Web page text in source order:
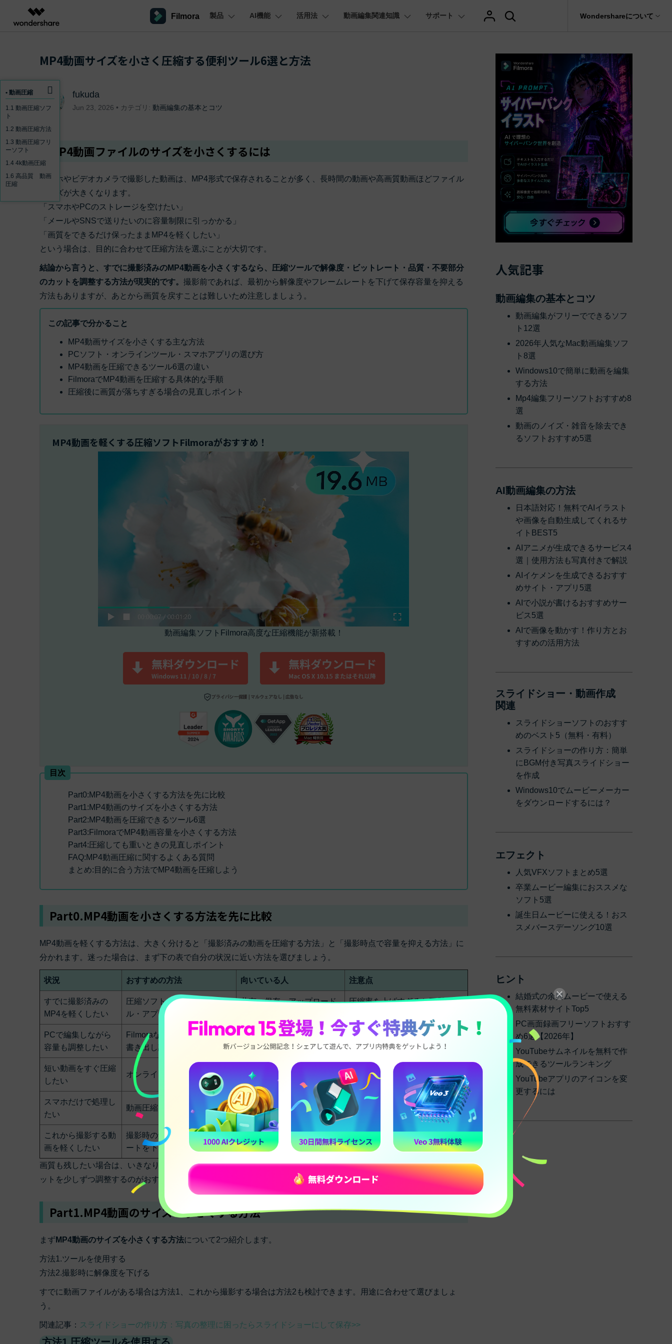
製品
動画編集＆変換
Filmora
動画編集ソフト
UniConverter
DVD Memory
DVD作成ソフト
DemoCreator
画面録画ソフト
Media.io
SelfyzAI
AI動画・画像編集アプリ
ToMoviee AI
オールインワンAI生成プラットフォーム
作図＆製図
EdrawMind
PDF編集 データ復元・バックアップ
動画・写真・ファイル修復ソフト
FamiSafe
法人様向けお問い合わせ窓口
Wondershareについて
サポートセンター
法人・教育・パートナー
法人向け
代理店募集
PDF ソリューション 作図＆製図 データ復元・転送
Dr.Fone
Recoverit
企業情報 プラン＆価格 サポート Wondershareについて
Filmora 製品
プラットフォーム
デスクトップ
Filmora - Mac動画編集ソフト
モバイル
Filmora - iPad版
オンライン Filmora - オンライン動画編集
アセット Creative Assets（クリエイティブアセット）
製品機能
平面トラッキング NEW 無音検出
テキスト
テキスト挿入
テキスト読み上げ(TTS)
自動字幕起こし(STT)
テキストアニメーション
オートキャプション NEW
アセット
動画エフェクト
テンプレートプリセット
AIポートレート
Boris FX
NewBlue FX
AI機能
詳しく見る >>
AI機能
AI テキストから動画生成
AI 延長 NEW
AI オブジェクトリムーバー AI自動文字起こし
ChatGPT & AI機能 AIイラストや画像生成サイト
AI絵自動生成ツール
AI画像生成ツール
AIアップスケーリングビデオ
無料ダウンロード
活用法
Filmoraのユーザー層
SMB
マーケター
ビデオソリューション
動画マーケティング
プレゼンテーション動画
TikTok広告動画
すべてのソリューション >
動画編集関連知識
動画編集のコツ
ビジネス動画編集関連知識 NEW
動画再生ソフトと方法
音声編集の基本知識
動画編集アプリまとめ
YouTube動画エディタで動画を編集する方法
Youtubeのオープニング動画を作る方法
スライドショー作成関連知識 NEW
結婚式ムービー作成テクニック
動画に使えるエフェクト素材おすすめ
アニメ動画の関連知識
動画クリエーティビティーに関する記事
Filmora動画講座
Filmora 101ガイド
Filmoraラーニング・セ
Filmora基本動画チュー
Filmoraの使い方とコツ
YouTube公式チャンネル
サポート
サポート
Filmoraバージョン情報
最新の製品ニュースとアップデート情報 クリエイターハブで無限の創造性を発揮しよう
Filmoraのステップバイステップガイドを学ぶサポートされている形式、デバイス、GPU の完全なリスト
クリエイター収益化
プログラム
創造力を収益に変えましょう！
バージョンダウン
ブランド紹介
レビュー
Filmoraのニュースとレビューについて詳し
く見る
協業実績
Filmora製品や、公式キャラクターとのコラ
無料ダウンロード
MP4動画サイズを小さく圧縮する便利ツール6選と方法
fukuda
Jun 23, 2026 • カテゴリ: 動画編集の基本とコツ
MP4動画ファイルのサイズを小さくするには
スマホやビデオカメラで撮影した動画は、MP4形式で保存されることが多く、長時間の動画や高画質動画ほどファイル
サイズが大きくなります。
「スマホやPCのストレージを空けたい」
「メールやSNSで送りたいのに容量制限に引っかかる」
「画質をできるだけ保ったままMP4を軽くしたい」
という場合は、目的に合わせて圧縮方法を選ぶことが大切です。
結論から言うと、すでに撮影済みのMP4動画を小さくするなら、圧縮ツールで解像度・ビットレート・品質・不要部分
のカットを調整する方法が現実的です。 撮影前であれば、最初から解像度やフレームレートを下げて保存容量を抑える
方法もありますが、あとから画質を戻すことは難しいため注意しましょう。
この記事で分かること
MP4動画サイズを小さくする主な方法
PCソフト・オンラインツール・スマホアプリの選び方
MP4動画を圧縮できるツール6選の違い
FilmoraでMP4動画を圧縮する具体的な手順
圧縮後に画質が落ちすぎる場合の見直しポイント
MP4動画を軽くする圧縮ソフトFilmoraがおすすめ！
動画編集ソフトFilmora高度な圧縮機能が新搭載！
目次
Part0:MP4動画を小さくする方法を先に比較
Part1:MP4動画のサイズを小さくする方法
Part2:MP4動画を圧縮できるツール6選
Part3: FilmoraでMP4動画容量を小さくする方法
Part4:圧縮しても重いときの見直しポイント
FAQ:MP4動画圧縮に関するよくある質問
まとめ: 目的に合う方法でMP4動画を圧縮しよう
Part0.MP4動画を小さくする方法を先に比較
MP4動画を軽くする方法は、大きく分けると「撮影済みの動画を圧縮する方法」と「撮影時点で容量を抑える方法」に
分かれます。迷った場合は、まず下の表で自分の状況に近い方法を選びましょう。
状況 おすすめの方法 向いている人 注意点
すでに撮影済みの
MP4を軽くしたい
圧縮ソフト・オンラインツー
ル・アプリを使う
共有、保存、アップロード
圧縮率を上げすぎると画質が落
PCで編集しながら
容量も調整したい
Filmoraなどの編集ソフトで
書き出し設定を調整する
不要部分のカットや画質調
整も同時にしたい人
短い動画をすぐ圧縮
したい
オンライン圧縮ツールを使う
一時的にブラウザで済ませ
たい人
アップロード容量、通信環境、
プライバシー確認が必要
スマホだけで処理し
たい
動画圧縮アプリを使う
iPhone・Android内の動画
を手軽に軽くしたい人
アプリごとに対応OSや保存形
式が異なる
これから撮影する動
画を軽くしたい
撮影時の解像度・フレームレ
ートを下げる
撮る人
い
画質も残したい場合は、いきなり極端に圧縮するのではなく、解像度・ビットレート・フレームレート・不要部分のカ
ットを少しずつ調整するのがおすすめです。
Part1.MP4動画のサイズを小さくする方法
まず MP4動画のサイズを小さくする方法について2つ紹介します。
方法1.ツールを使用する
方法2.撮影時に解像度を下げる
すでに動画ファイルがある場合は方法1、これから撮影する場合は方法2も検討できます。用途に合わせて選びましょ
う。
関連記事： スライドショーの作り方：写真の整理に困ったらスライドショーにして保存>>
人気記事
動画編集の基本とコツ
動画編集がフリーでできるソフ
ト12選
2026年人気なMac動画編集ソフ
ト8選
Windows10で簡単に動画を編集
する方法
Mp4編集フリーソフトおすすめ8
選
動画のノイズ・雑音を除去でき
るソフトおすすめ5選
AI動画編集の方法
日本語対応！無料でAIイラスト
や画像を自動生成してくれるサ
イトBEST5
AIアニメが生成できるサービス4
選｜使用方法も写真付きで解説
AIイケメンを生成できるおすす
めサイト・アプリ5選
AIで小説が書けるおすすめサー
ビス5選
AIで画像を動かす！作り方とお
すすめの活用方法
スライドショー・動画作成
関連
スライドショーソフトのおすす
めのベスト5（無料・有料）
スライドショーの作り方：簡単
にBGM付き写真スライドショー
を作成
Windows10でムービーメーカー
をダウンロードするには？
エフェクト
人気VFXソフトまとめ5選
卒業ムービー編集におススメな
ソフト5選
誕生日ムービーに使える！おス
スメバースデーソング10選
ヒント
結婚式の余興ムービーで使える
無料素材サイトTop5
PC画面録画フリーソフトおすす
め6選【2026年】
YouTubeサムネイルを無料で作
成できるツールランキング
YouTubeアプリのアイコンを変
更するには
• 動画圧縮
1.1 動画圧縮ソフ
ト
1.2 動画圧縮方法
1.3 動画圧縮フリ
ーソフト
1.4 4k動画圧縮
1.6 高品質 動画
圧縮